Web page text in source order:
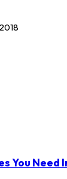
You Need